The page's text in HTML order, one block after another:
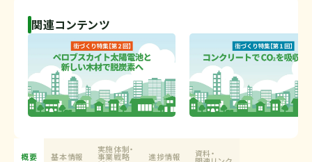
2026.01.25
進捗情報_2025年12月時点を掲載しました
2025.09.09
ニュースリリース：採択決定
2024.09.19
ニュースリリース：採択決定
ニュースリリース：採択決定
関連コンテンツ
概要 基本情報
実施体制・
事業戦略 進捗情報 資料・